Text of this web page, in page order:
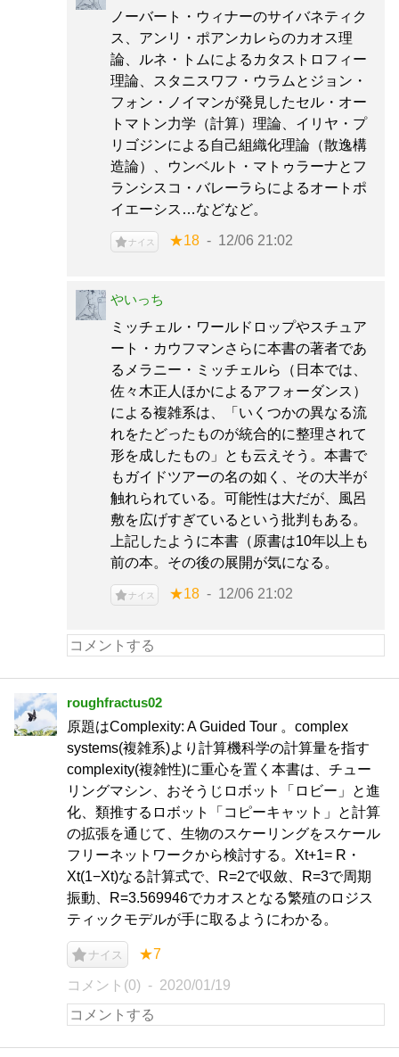
ノーバート・ウィナーのサイバネティク
ス、アンリ・ポアンカレらのカオス理
論、ルネ・トムによるカタストロフィー
理論、スタニスワフ・ウラムとジョン・
フォン・ノイマンが発見したセル・オー
トマトン力学（計算）理論、イリヤ・プ
リゴジンによる自己組織化理論（散逸構
造論）、ウンベルト・マトゥラーナとフ
ランシスコ・バレーラらによるオートポ
イエーシス…などなど。
ナイス ★18 12/06 21:02
やいっち
ミッチェル・ワールドロップやスチュア
ート・カウフマンさらに本書の著者であ
るメラニー・ミッチェルら（日本では、
佐々木正人ほかによるアフォーダンス）
による複雑系は、「いくつかの異なる流
れをたどったものが統合的に整理されて
形を成したもの」とも云えそう。本書で
もガイドツアーの名の如く、その大半が
触れられている。可能性は大だが、風呂
敷を広げすぎているという批判もある。
上記したように本書（原書は10年以上も
前の本。その後の展開が気になる。
ナイス ★18 12/06 21:02
roughfractus02
原題はComplexity: A Guided Tour 。complex
systems(複雑系)より計算機科学の計算量を指す
complexity(複雑性)に重心を置く本書は、チュー
リングマシン、おそうじロボット「ロビー」と進
化、類推するロボット「コピーキャット」と計算
の拡張を通じて、生物のスケーリングをスケール
フリーネットワークから検討する。Xt+1= R・
Xt(1−Xt)なる計算式で、R=2で収斂、R=3で周期
振動、R=3.569946でカオスとなる繁殖のロジス
ティックモデルが手に取るようにわかる。
ナイス ★7
コメント(0) 2020/01/19